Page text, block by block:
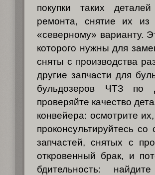
покупки таких
ремонта, снятие их из
«северному» варианту.
которого нужны для
сняты с производства
другие запчасти для
бульдозеров ЧТЗ по
проверяйте качество
конвейера: осмотрите
проконсультируйтесь
запчастей, снятых с
откровенный брак, и
бдительность: